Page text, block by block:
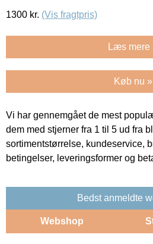
1300 kr. (Vis fragtpris)
Læs mere
Køb nu »
Vi har gennemgået de mest
dem med stjerner fra 1 til 5 ud fra
sortimentstørrelse, kundeservice,
betingelser, leveringsformer og
Bedst anmeldte
Webshop